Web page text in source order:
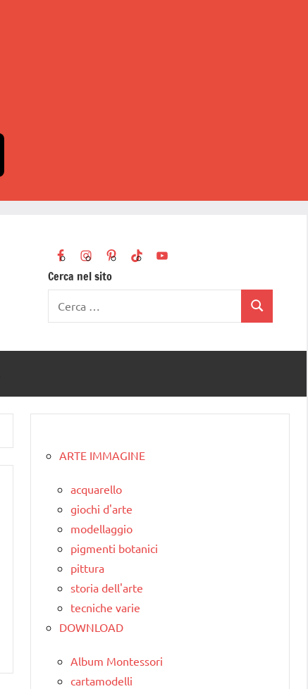
Cerca nel sito
per:
Cerca
ARTE IMMAGINE
acquarello
giochi d'arte
modellaggio
pigmenti botanici
pittura
storia dell'arte
tecniche varie
DOWNLOAD
Album Montessori
cartamodelli